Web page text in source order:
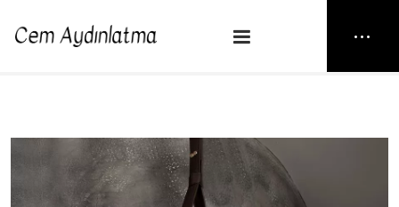
NEW25> TETA SOLO